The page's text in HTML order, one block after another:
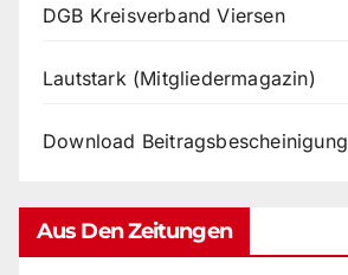
DGB Kreisverband Viersen
Lautstark (Mitgliedermagazin)
Download Beitragsbescheinigung
Aus Den Zeitungen